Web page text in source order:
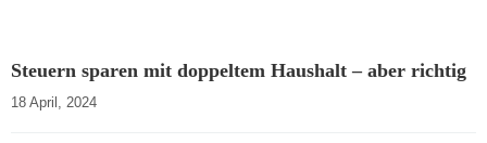
Steuern sparen mit doppeltem Haushalt – aber richtig
18 April, 2024